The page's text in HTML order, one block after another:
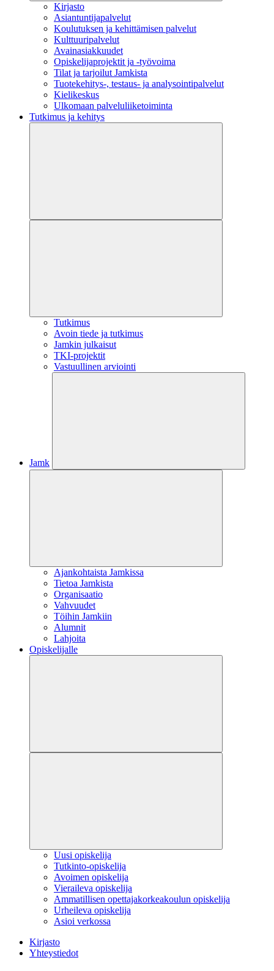
Kirjasto
Asiantuntijapalvelut
Koulutuksen ja kehittämisen palvelut
Kulttuuripalvelut
Avainasiakkuudet
Opiskelijaprojektit​ ja -työvoima
Tilat ja tarjoilut Jamkista
Tuotekehitys-, testaus- ja analysointipalvelut
Kielikeskus
Ulkomaan palveluliiketoiminta
Tutkimus ja kehitys
Tutkimus
Avoin tiede ja tutkimus
Jamkin julkaisut
TKI-projektit
Vastuullinen arviointi
Jamk
Ajankohtaista Jamkissa
Tietoa Jamkista
Organisaatio
Vahvuudet
Töihin Jamkiin
Alumnit
Lahjoita
Opiskelijalle
Uusi opiskelija
Tutkinto-opiskelija
Avoimen opiskelija
Vieraileva opiskelija
Ammatillisen opettajakorkeakoulun opiskelija
Urheileva opiskelija
Asioi verkossa
Kirjasto
Yhteystiedot